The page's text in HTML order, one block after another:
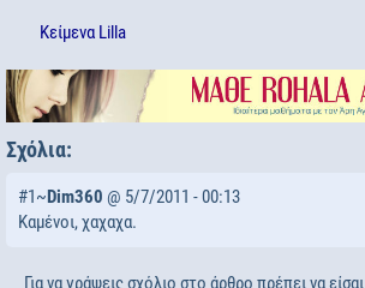
Κείμενα Lilla
Σχόλια:
#1~Dim360 @ 5/7/2011 - 00:13
Καμένοι, χαχαχα.
Για να γράψεις σχόλιο στο άρθρο πρέπει να είσαι